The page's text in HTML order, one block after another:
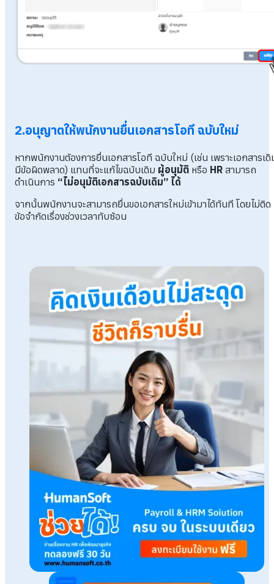
2.อนุญาตให้พนักงานยื่นเอกสารโอที ฉบับใหม่
หากพนักงานต้องการยื่นเอกสารโอที ฉบับใหม่ (เช่น เพราะเอกสารเดิ
มีข้อผิดพลาด) แทนที่จะแก้ไขฉบับเดิม ผู้อนุมัติ หรือ HR สามารถ
ดำเนินการ “ไม่อนุมัติเอกสารฉบับเดิม” ได้
จากนั้นพนักงานจะสามารถยื่นขอเอกสารใหม่เข้ามาได้ทันที โดยไม่ติด
ข้อจำกัดเรื่องช่วงเวลาทับซ้อน